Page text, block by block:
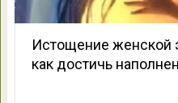
Истощение женской
как достичь